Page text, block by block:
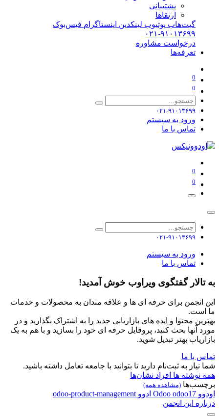
پشتیبانی
ارتقاها
گیت‌هاب یوتیوب لینکدین اینستاگرام فیس‌بوک
۰۲۱-۹۱۰۱۳۶۹۹
درخواست مشاوره
تعرفه‌ها
0
0
۰۲۱-۹۱۰۱۳۶۹۹
ورود به سیستم
تماس با ما
0
0
۰۲۱-۹۱۰۱۳۶۹۹
ورود به سیستم
تماس با ما
به تالار گفتگوی ویراوب خوش آمدید!
این انجمن برای حرفه ای ها و علاقه مندان به محصولات و خدمات
ما است.
بهترین محتوا و ایده های بازاریابی جدید را به اشتراک بگذارید و در
مورد آنها بحث کنید، پروفایل حرفه ای خود را بسازید و با هم به یک
بازاریاب بهتر تبدیل شوید.
تماس با ما
شما نیاز به ثبت‌نام دارید تا بتوانید با جامعه تعامل داشته باشید.
همه نوشته ها افراد نشان‌ها
برچسب‌ها (مشاهده همه)
اودوو Odoo odoo17 ادوو odoo-product-management
درباره این انجمن